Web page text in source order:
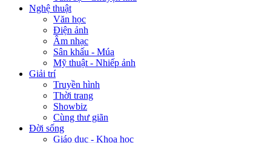
Nghệ thuật
Văn học
Điện ảnh
Âm nhạc
Sân khấu - Múa
Mỹ thuật - Nhiếp ảnh
Giải trí
Truyền hình
Thời trang
Showbiz
Cùng thư giãn
Đời sống
Giáo dục - Khoa học